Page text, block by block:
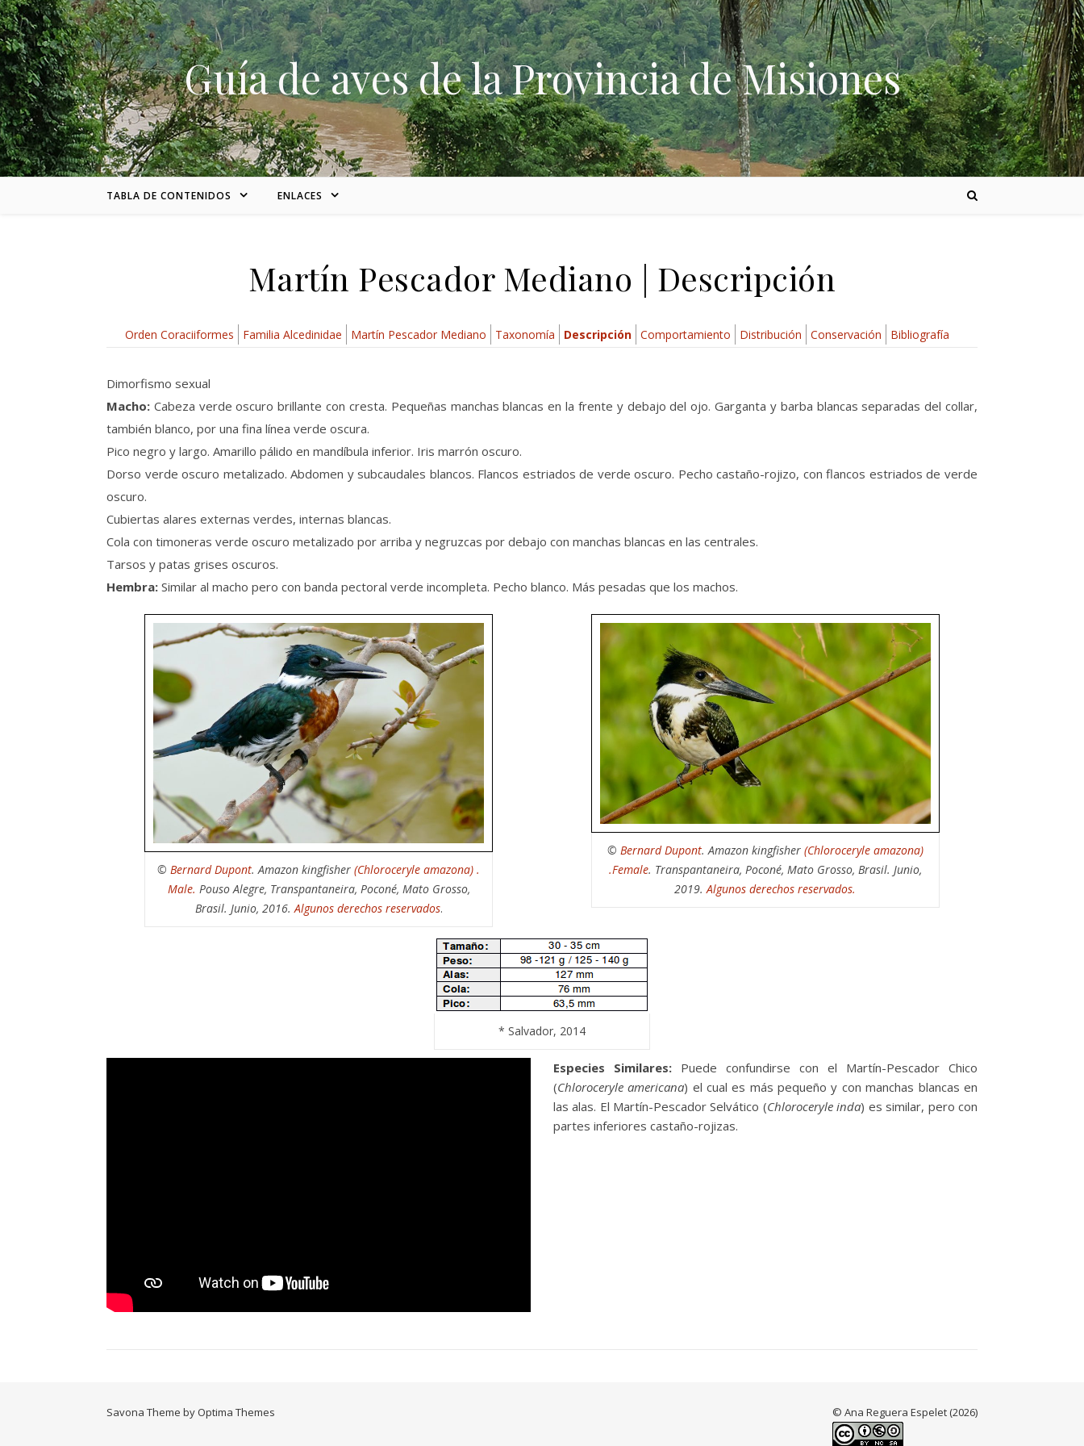
Skip to content
Guía de aves de la Provincia de Misiones
TABLA DE CONTENIDOS ENLACES
Martín Pescador Mediano | Descripción
Orden Coraciiformes Familia Alcedinidae Martín Pescador Mediano Taxonomía Descripción Comportamiento Distribución Conservación Bibliografía
Dimorfismo sexual
Macho: Cabeza verde oscuro brillante con cresta. Pequeñas manchas blancas en la frente y debajo del ojo. Garganta y barba blancas separadas del collar,
también blanco, por una fina línea verde oscura.
Pico negro y largo. Amarillo pálido en mandíbula inferior. Iris marrón oscuro.
Dorso verde oscuro metalizado. Abdomen y subcaudales blancos. Flancos estriados de verde oscuro. Pecho castaño-rojizo, con flancos estriados de verde
oscuro.
Cubiertas alares externas verdes, internas blancas.
Cola con timoneras verde oscuro metalizado por arriba y negruzcas por debajo con manchas blancas en las centrales.
Tarsos y patas grises oscuros.
Hembra: Similar al macho pero con banda pectoral verde incompleta. Pecho blanco. Más pesadas que los machos.
©Bernard Dupont. Amazon kingfisher (Chloroceryle amazona) .
Male. Pouso Alegre, Transpantaneira, Poconé, Mato Grosso,
Brasil. Junio, 2016.Algunos derechos reservados.
© Bernard Dupont. Amazon kingfisher (Chloroceryle amazona)
.Female. Transpantaneira, Poconé, Mato Grosso, Brasil. Junio,
2019.Algunos derechos reservados.
* Salvador, 2014
Especies Similares: Puede confundirse con el Martín-Pescador Chico
(Chloroceryle americana) el cual es más pequeño y con manchas blancas en
las alas. El Martín-Pescador Selvático (Chloroceryle inda) es similar, pero con
partes inferiores castaño-rojizas.
© Ana Reguera Espelet (2026)
Savona Theme by Optima Themes